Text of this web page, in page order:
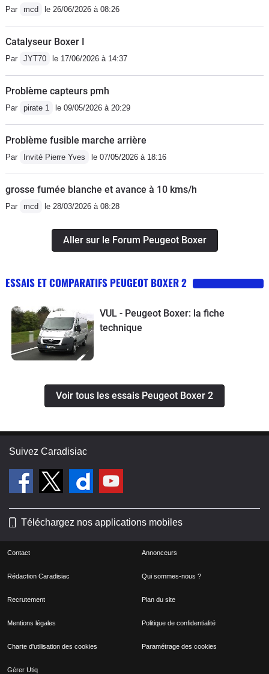
Par mcd le 26/06/2026 à 08:26
Catalyseur Boxer I
Par JYT70 le 17/06/2026 à 14:37
Problème capteurs pmh
Par pirate 1 le 09/05/2026 à 20:29
Problème fusible marche arrière
Par Invité Pierre Yves le 07/05/2026 à 18:16
grosse fumée blanche et avance à 10 kms/h
Par mcd le 28/03/2026 à 08:28
Aller sur le Forum Peugeot Boxer
ESSAIS ET COMPARATIFS PEUGEOT BOXER 2
VUL - Peugeot Boxer: la fiche
technique
Voir tous les essais Peugeot Boxer 2
Suivez Caradisiac
Téléchargez nos applications mobiles
Contact Annonceurs
Rédaction Caradisiac Qui sommes-nous ?
Recrutement Plan du site
Mentions légales Politique de confidentialité
Charte d'utilisation des cookies Paramétrage des cookies
Gérer Utiq